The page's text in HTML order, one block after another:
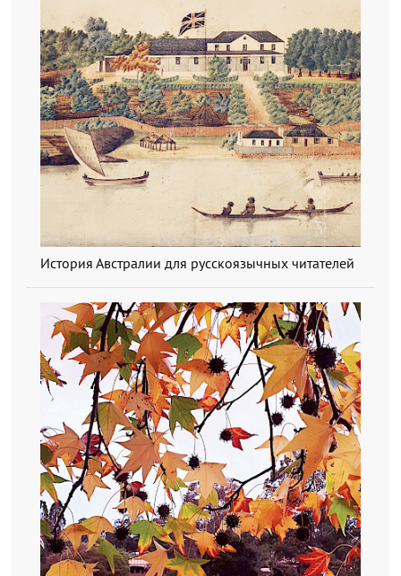
История Австралии для русскоязычных читателей